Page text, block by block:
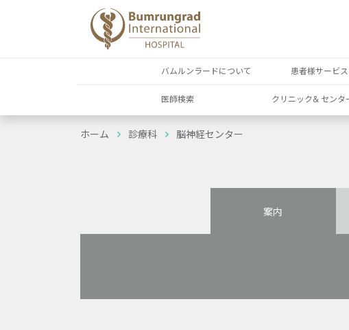
バムルンラードについて 患者様サービス
医師検索 クリニック& センタ
ホーム 診療科 脳神経センター
案内